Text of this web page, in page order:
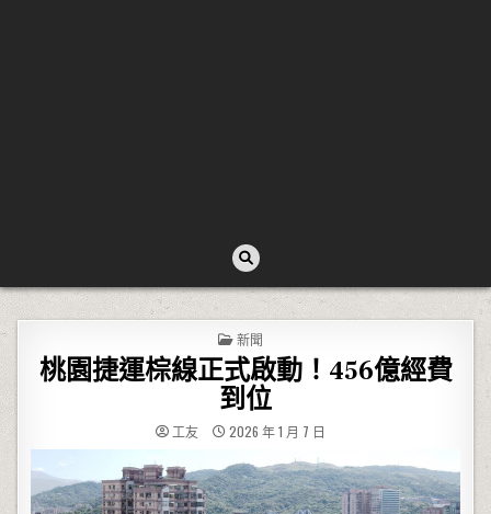
POSTED IN
新聞
桃園捷運棕線正式啟動！456億經費
到位
工友 2026 年 1 月 7 日